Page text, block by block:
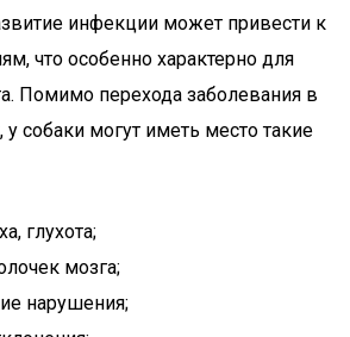
инфекции может привести к
что особенно характерно для
Помимо перехода заболевания в
собаки могут иметь место такие
глухота;
мозга;
нарушения;